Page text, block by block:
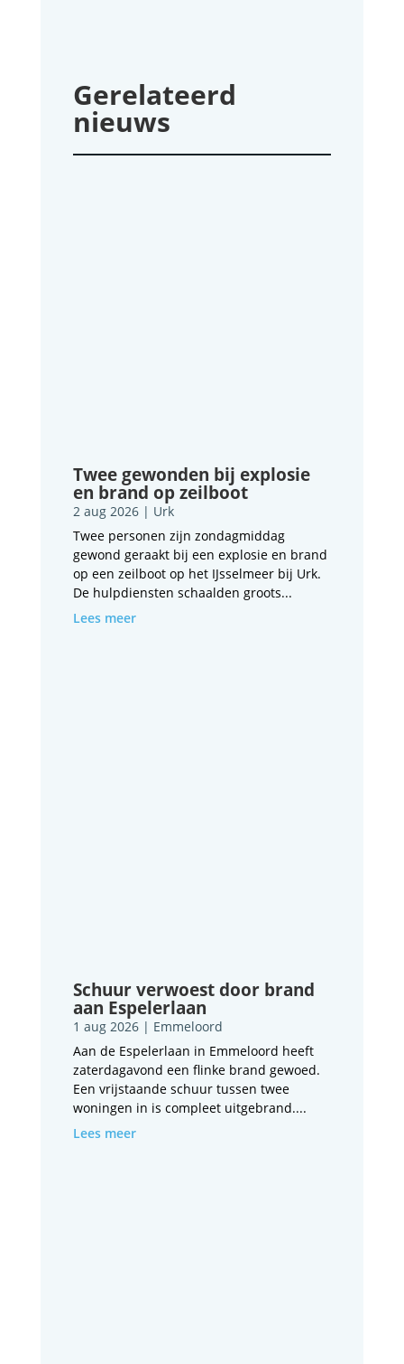
Gerelateerd
nieuws
Twee gewonden bij explosie
en brand op zeilboot
2 aug 2026| Urk
Twee personen zijn zondagmiddag
gewond geraakt bij een explosie en brand
op een zeilboot op het IJsselmeer bij Urk.
De hulpdiensten schaalden groots...
Lees meer
Schuur verwoest door brand
aan Espelerlaan
1 aug 2026| Emmeloord
Aan de Espelerlaan in Emmeloord heeft
zaterdagavond een flinke brand gewoed.
Een vrijstaande schuur tussen twee
woningen in is compleet uitgebrand....
Lees meer